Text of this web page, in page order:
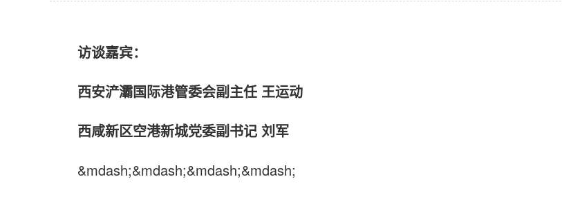
访谈嘉宾：
西安浐灞国际港管委会副主任 王运动
西咸新区空港新城党委副书记 刘军
&mdash;&mdash;&mdash;&mdash;